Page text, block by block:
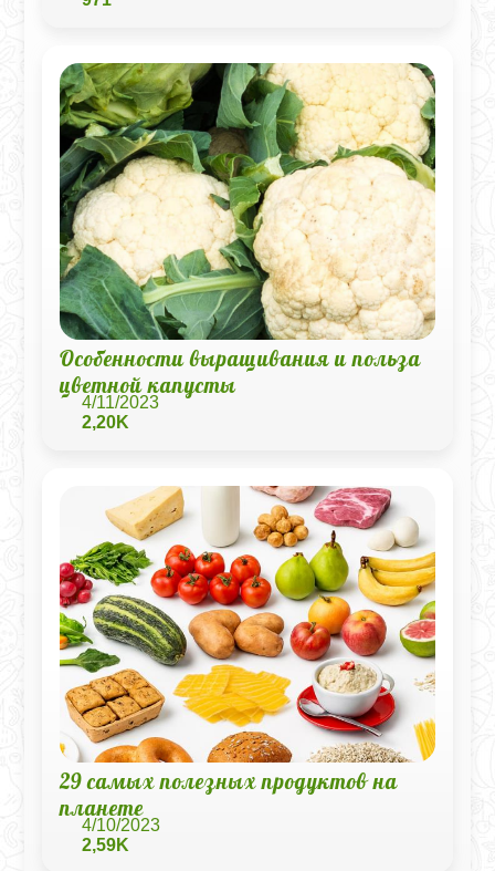
Особенности выращивания и польза
цветной капусты
4/11/2023
2,20K
29 самых полезных продуктов на
планете
4/10/2023
2,59K